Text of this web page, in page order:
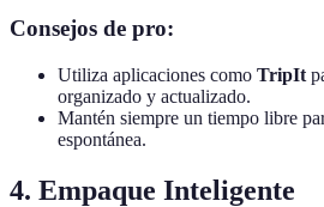
Consejos de pro:
Utiliza aplicaciones como TripIt
organizado y actualizado.
Mantén siempre un tiempo libre
espontánea.
4. Empaque Inteligente